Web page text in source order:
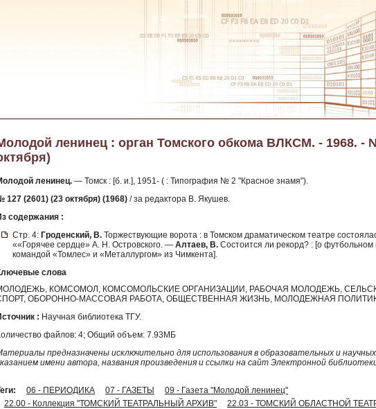
ленинец : орган Томского обкома ВЛКСМ. - 1968. -
ленинец. — Томск : [б. и.], 1951- ( : Типография № 2 "Красное знамя").
127 (2601) (23 октября) (1968) / за редактора В. Якушев.
содержания :
Стр. 4: Гроденский, В. Торжествующие ворота : в Томском драматическом театре
««Горячее сердце» А. Н. Островского. — Алтаев, В. Состоится ли рекорд? : [о футбольном
командой «Томлес» и «Металлургом» из Чимкента].
слова
КОМСОМОЛ, КОМСОМОЛЬСКИЕ ОРГАНИЗАЦИИ, РАБОЧАЯ МОЛОДЕЖЬ,
ОБОРОННО-МАССОВАЯ РАБОТА, ОБЩЕСТВЕННАЯ ЖИЗНЬ, МОЛОДЕЖНАЯ
: Научная библиотека ТГУ.
файлов: 4; Общий объем: 7.93МБ
предназначены исключительно для использования в образовательных и
имени автора, названия произведения и ссылки на сайт Электронной
06 - ПЕРИОДИКА 07 - ГАЗЕТЫ
09 - Газета "Молодой ленинец"
22.00 - Коллекция "ТОМСКИЙ ТЕАТРАЛЬНЫЙ АРХИВ"
22.03 - ТОМСКИЙ ОБЛАСТНОЙ